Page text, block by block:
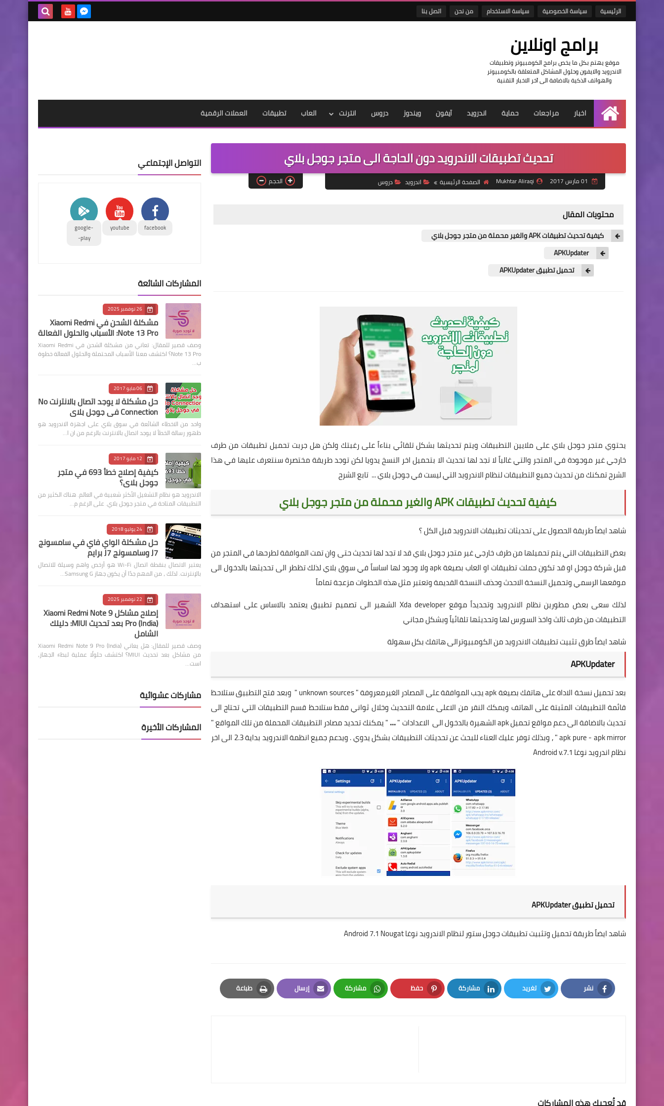
الرئيسية سياسة الخصوصية سياسة الاستخدام من نحن اتصل بنا
برامج اونلاين
موقع يهتم بكل ما يخص برامج الكومبيوتر وتطبيقات
الاندرويد والايفون وحلول المشاكل المتعلقة بالكومبيوتر
والهواتف الذكية بالاضافة الى آخر الاخبار التقنية
الرئيسية
اخبار مراجعات حماية اندرويد آيفون ويندوز دروس انترنت العاب تطبيقات العملات الرقمية
تحديث تطبيقات الاندرويد دون الحاجة الى متجر جوجل بلاي
Mukhtar Aliraqi الصفحة الرئيسية اندرويد دروس الحجم
محتويات المقال
كيفية تحديث تطبيقات APK والغير محملة من متجر جوجل بلاي
APKUpdater
تحميل تطبيق APKUpdater
يحتوي متجر جوجل بلاي على ملايين التطبيقات ويتم تحديثها بشكل تلقائي بناءاً على رغبتك ولكن هل جربت تحميل تطبيقات من طرف
خارجي غير موجودة في المتجر والتي غالباً لا تجد لها تحديث الا بتحميل اخر النسخ يدويا لكن توجد طريقة مختصرة سنتعرف عليها في هذا
الشرح تمكنك من تحديث جميع التطبيقات لنظام الاندرويد التي ليست في جوجل بلاي ... تابع الشرح
كيفية تحديث تطبيقات APK والغير محملة من متجر جوجل بلاي
شاهد ايضاً طريقة الحصول على تحديثات تطبيقات الاندرويد قبل الكل ؟
بعض التطبيقات التي يتم تحميلها من طرف خارجي غير متجر جوجل بلاي قد لا تجد لها تحديث حتى وان تمت الموافقة لطرحها في المتجر من
قبل شركة جوجل او قد تكون حملت تطبيقات او العاب بصيغة apk ولا وجود لها اساساً في سوق بلاي لذلك تظطر الى تحديثها بالدخول الى
موقعها الرسمي وتحميل النسخة الاحدث وحذف النسخة القديمة وتعتبر مثل هذه الخطوات مزعجة تماماً
لذلك سعى بعض مطورين نظام الاندرويد وتحديداً موقع Xda developer الشهير الى تصميم تطبيق يعتمد بالاساس على استهداف
التطبيقات من طرف ثالث واخذ السورس لها وتحديثها تلقائياً وبشكل مجاني
شاهد ايضاً طرق تثبيت تطبيقات الاندرويد من الكومبيوترالى هاتفك بكل سهولة
APKUpdater
بعد تحميل نسخة الاداة على هاتفك بصيغة apk يجب الموافقة على المصادر الغيرمعروفة " unknown sources " وبعد فتح التطبيق ستلاحظ
قائمة التطبيقات المثبتة على الهاتف ويمكك النقر من الاعلى علامة التحديث وخلال ثواني فقط ستلاحظ قسم التطبيقات التي تحتاج الى
تحديث بالاضافة الى دعم مواقع تحميل apk الشهيرة بالدخول الى الاعدادات "
..." يمكنك تحديد مصادر التطبيقات المحملة من تلك المواقع "
apk pure - apk mirror " , وبذلك توفر عليك العناء للبحث عن تحديثات التطبيقات بشكل يدوي . ويدعم جميع انظمة الاندرويد بداية 2.3 الى اخر
نظام اندرويد نوغا Android v.7.1
تحميل تطبيق APKUpdater
شاهد ايضاً طريقة تحميل وتثبيت تطبيقات جوجل ستور لنظام الاندرويد نوغا Android 7.1 Nougat
نشر
Facebook
تغريد
Twitter
مشاركة
LinkedIn
حفظ
Pinterest
مشاركة
Whatsapp
إرسال
Email
طباعة
Print
قد تُعجبك هذه المشاركات
التواصل الإجتماعي
facebook
youtube
google-
play-
المشاركات الشائعة
26 نوفمبر 2025
مشكلة الشحن في Xiaomi Redmi
Note 13 Pro: الأسباب والحلول الفعالة
وصف قصير للمقال: تعاني من مشكلة الشحن في Xiaomi Redmi
Note 13 Pro؟ اكتشف معنا الأسباب المحتملة والحلول الفعالة خطوة
ب…
06 مايو 2017
حل مشكلة لا يوجد اتصال بالانترنت No
Connection في جوجل بلاي
واحد من الاخطاء الشائعة في سوق بلاي على اجهزة الاندرويد هو
ظهور رسالة الخطأ لا يوجد اتصال بالانترنت بالرغم من ان ا…
12 مايو 2017
كيفية إصلاح خطأ 693 في متجر
جوجل بلاي؟
الاندرويد هو نظام التشغيل الأكثر شعبية في العالم. هناك الكثير من
التطبيقات المتاحة في متجر جوجل بلاي. على الرغم م…
24 يوليو 2018
حل مشكلة الواي فاي في سامسونج
J7 وسامسونج J7 برايم
يعتبر الاتصال بنقطة اتصال Wi-Fi هو أرخص واهم وسيلة للاتصال
بالإنترنت. لذلك ، من المهم جدًا أن يكون جهاز Samsung G…
22 نوفمبر 2025
إصلاح مشاكل Xiaomi Redmi Note 9
Pro (India) بعد تحديث MIUI: دليلك
الشامل
وصف قصير للمقال: هل يعاني Xiaomi Redmi Note 9 Pro (India)
من مشاكل بعد تحديث MIUI؟ اكتشف حلولًا عملية لبطء الجهاز،
است…
مشاركات عشوائية
المشاركات الأخيرة